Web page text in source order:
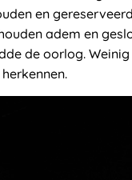
en
adem en
de oorlog.